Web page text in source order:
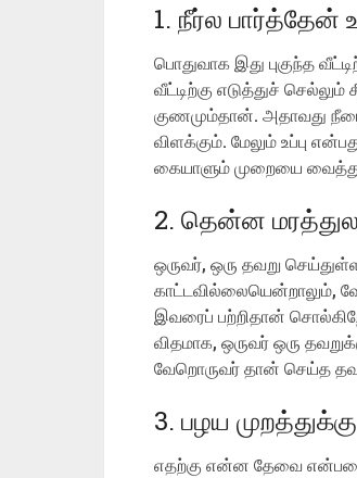
1. நீர்ல பார்த்தேன்
பொதுவாக இது புகுந்த
வீட்டிற்கு எடுத்துச்
குணமும்தான். அதாவது
விளக்கும். மேலும் உப்பு
கையாளும் முறையை
2. தென்ன
ஒருவர், ஒரு தவறு
காட்டவில்லையென்றாலும்,
இவரைப் பற்றிதான்
விதமாக, ஒருவர் ஒரு
வேறொருவர் தான் செய்த
3. பழய
எதற்கு என்ன தேவை